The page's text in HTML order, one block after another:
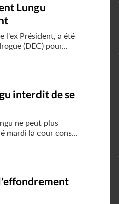
Lungu
l'ex Président, a été
(DEC) pour...
interdit de se
ne peut plus
mardi la cour cons...